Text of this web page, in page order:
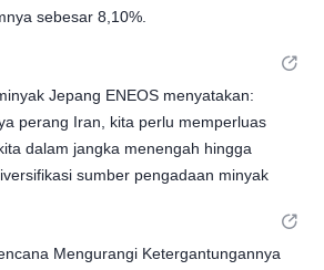
sebesar 8,10%.
Jepang ENEOS menyatakan:
perang Iran, kita perlu memperluas
dalam jangka menengah hingga
sumber pengadaan minyak
ketahanan rantai pasokan
Mengurangi Ketergantungannya